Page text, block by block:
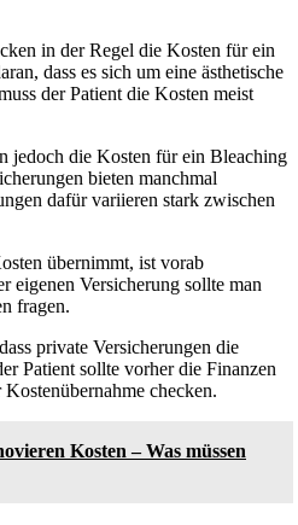
in der Regel die Kosten für ein
dass es sich um eine ästhetische
der Patient die Kosten meist
jedoch die Kosten für ein Bleaching
bieten manchmal
dafür variieren stark zwischen
übernimmt, ist vorab
eigenen Versicherung sollte man
fragen.
private Versicherungen die
Patient sollte vorher die Finanzen
checken.
Kosten – Was müssen